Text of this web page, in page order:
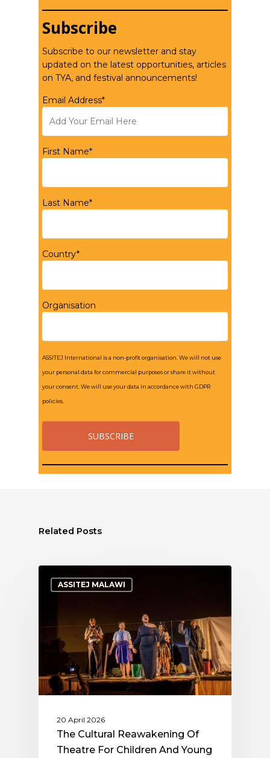
Subscribe
Subscribe to our newsletter and stay
updated on the latest opportunities, articles
on TYA, and festival announcements!
Email Address*
First Name*
Last Name*
Country*
Organisation
ASSITEJ International is a non-profit organisation. We will not use
your personal data for commercial purposes or share it without
your consent. We will use your data in accordance with GDPR
policies.
Related Posts
ASSITEJ MALAWI
20 April 2026
The Cultural Reawakening Of
Theatre For Children And Young